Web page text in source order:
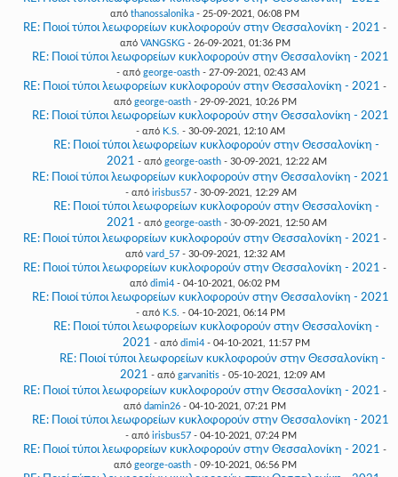
από thanossalonika - 25-09-2021, 06:08 PM
RE: Ποιοί τύποι λεωφορείων κυκλοφορούν στην Θεσσαλονίκη - 2021 -
από VANGSKG- 26-09-2021, 01:36 PM
RE: Ποιοί τύποι λεωφορείων κυκλοφορούν στην Θεσσαλονίκη - 2021
- από george-oasth- 27-09-2021, 02:43 AM
RE: Ποιοί τύποι λεωφορείων κυκλοφορούν στην Θεσσαλονίκη - 2021 -
από george-oasth- 29-09-2021, 10:26 PM
RE: Ποιοί τύποι λεωφορείων κυκλοφορούν στην Θεσσαλονίκη - 2021
- από K.S. - 30-09-2021, 12:10 AM
RE: Ποιοί τύποι λεωφορείων κυκλοφορούν στην Θεσσαλονίκη -
2021 - από george-oasth- 30-09-2021, 12:22 AM
RE: Ποιοί τύποι λεωφορείων κυκλοφορούν στην Θεσσαλονίκη - 2021
- από irisbus57- 30-09-2021, 12:29 AM
RE: Ποιοί τύποι λεωφορείων κυκλοφορούν στην Θεσσαλονίκη -
2021 - από george-oasth- 30-09-2021, 12:50 AM
RE: Ποιοί τύποι λεωφορείων κυκλοφορούν στην Θεσσαλονίκη - 2021 -
από vard_57- 30-09-2021, 12:32 AM
RE: Ποιοί τύποι λεωφορείων κυκλοφορούν στην Θεσσαλονίκη - 2021 -
από dimi4 - 04-10-2021, 06:02 PM
RE: Ποιοί τύποι λεωφορείων κυκλοφορούν στην Θεσσαλονίκη - 2021
- από K.S. - 04-10-2021, 06:14 PM
RE: Ποιοί τύποι λεωφορείων κυκλοφορούν στην Θεσσαλονίκη -
2021 - από dimi4 - 04-10-2021, 11:57 PM
RE: Ποιοί τύποι λεωφορείων κυκλοφορούν στην Θεσσαλονίκη -
2021 - από garvanitis- 05-10-2021, 12:09 AM
RE: Ποιοί τύποι λεωφορείων κυκλοφορούν στην Θεσσαλονίκη - 2021 -
από damin26 - 04-10-2021, 07:21 PM
RE: Ποιοί τύποι λεωφορείων κυκλοφορούν στην Θεσσαλονίκη - 2021
- από irisbus57- 04-10-2021, 07:24 PM
RE: Ποιοί τύποι λεωφορείων κυκλοφορούν στην Θεσσαλονίκη - 2021 -
από george-oasth- 09-10-2021, 06:56 PM